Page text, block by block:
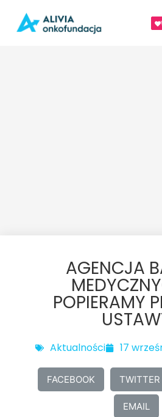
AGENCJA
POPIERAMY
Aktualności 17
FACEBOOK TWITTER
EMAIL